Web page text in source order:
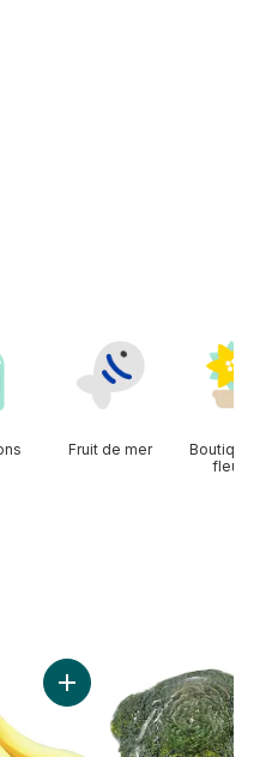
Fruit de mer
Boutique
fleurs
au panierAjouter Bananes grappe